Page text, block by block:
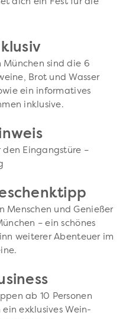
dich ein Fest für die
München sind die 6
Brot und Wasser
ein informatives
inklusive.
Eingangstüre –
Menschen und Genießer
– ein schönes
weiterer Abenteuer im
ab 10 Personen
exklusives Wein-